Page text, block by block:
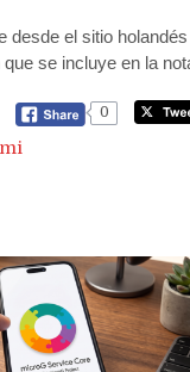
el sitio
se incluye en la
0